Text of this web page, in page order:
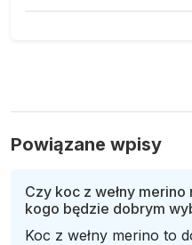
Powiązane wpisy
Czy koc z wełny merino
kogo będzie dobrym
Koc z wełny merino to